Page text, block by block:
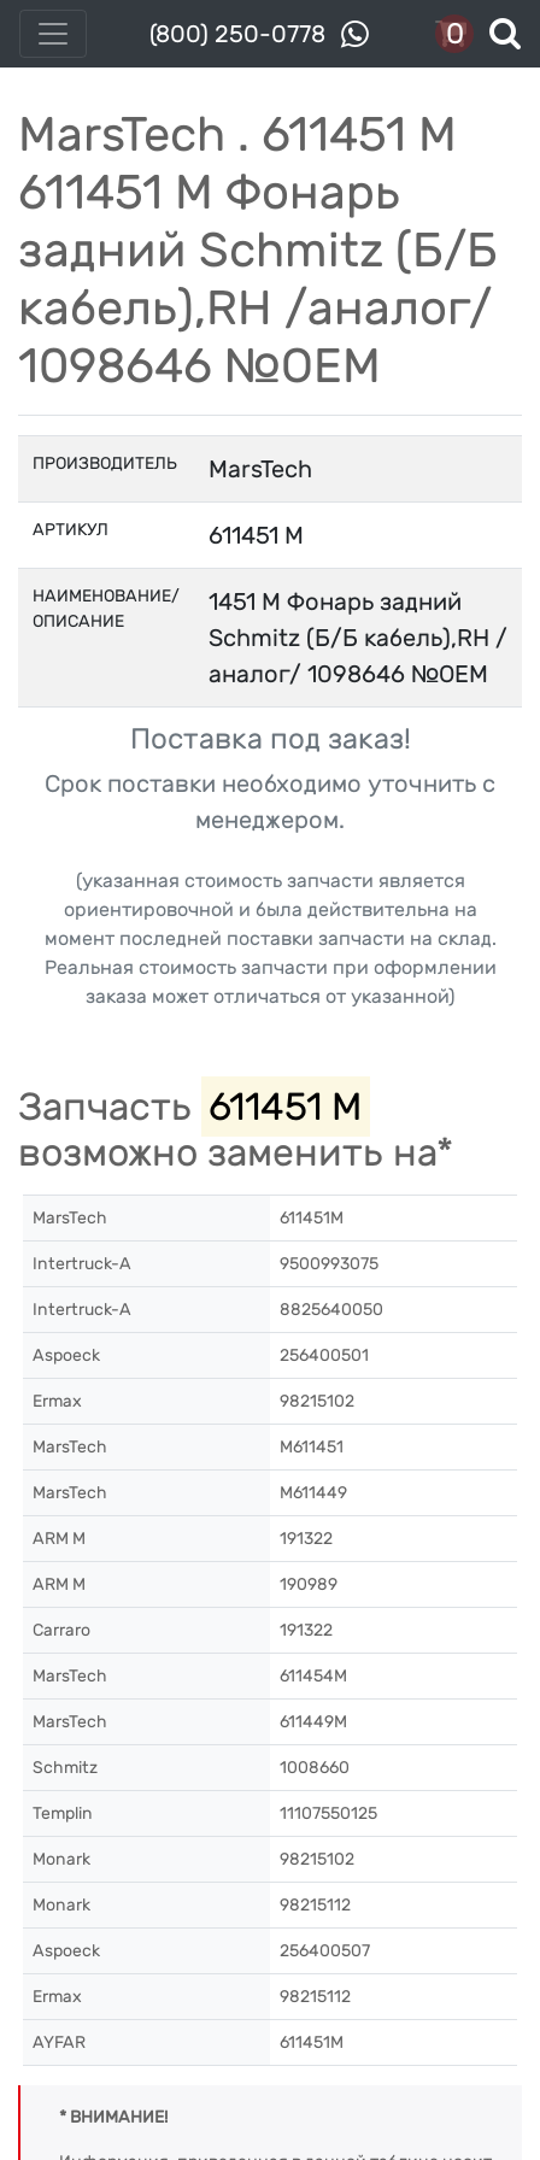
(800) 250-0778 0
MarsTech . 611451 M
611451 М Фонарь
задний Schmitz (Б/Б
кабель),RH /аналог/
1098646 №OEM
ПРОИЗВОДИТЕЛЬ MarsTech
АРТИКУЛ 611451 M
НАИМЕНОВАНИЕ/
ОПИСАНИЕ
1451 М Фонарь задний
Schmitz (Б/Б кабель),RH /
аналог/ 1098646 №OEM
Поставка под заказ!
Срок поставки необходимо уточнить с
менеджером.
(указанная стоимость запчасти является
ориентировочной и была действительна на
момент последней поставки запчасти на склад.
Реальная стоимость запчасти при оформлении
заказа может отличаться от указанной)
Запчасть 611451 M
возможно заменить на*
MarsTech 611451M
Intertruck-A 9500993075
Intertruck-A 8825640050
Aspoeck 256400501
Ermax 98215102
MarsTech M611451
MarsTech M611449
ARM M 191322
ARM M 190989
Carraro 191322
MarsTech 611454M
MarsTech 611449M
Schmitz 1008660
Templin 11107550125
Monark 98215102
Monark 98215112
Aspoeck 256400507
Ermax 98215112
AYFAR 611451M
* ВНИМАНИЕ!